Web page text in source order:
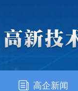
高企新闻